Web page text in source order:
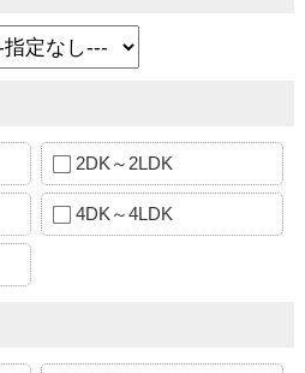
2DK～2LDK
4DK～4LDK